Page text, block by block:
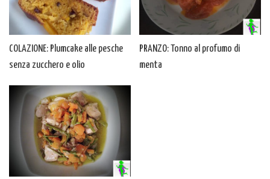
COLAZIONE: Plumcake alle pesche
senza zucchero e olio
PRANZO: Tonno al profumo di
menta